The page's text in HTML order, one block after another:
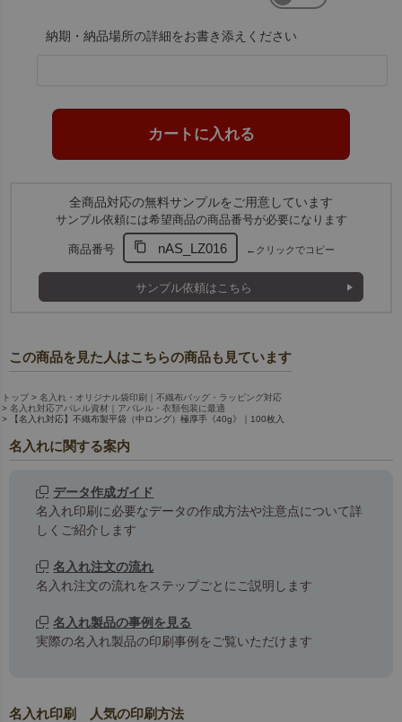
納期・納品場所の詳細をお書き添えください
全商品対応の無料サンプルをご用意しています
サンプル依頼には希望商品の商品番号が必要になります
商品番号 nAS_LZ016 ←クリックでコピー
サンプル依頼はこちら
この商品を見た人はこちらの商品も見ています
トップ
名入れ・オリジナル袋印刷｜不織布バッグ・ラッピング対応
名入れ対応アパレル資材｜アパレル・衣類包装に最適
【名入れ対応】不織布製平袋（中ロング）極厚手《40g》｜100枚入
名入れに関する案内
データ作成ガイド
名入れ印刷に必要なデータの作成方法や注意点について詳
しくご紹介します
名入れ注文の流れ
名入れ注文の流れをステップごとにご説明します
名入れ製品の事例を見る
実際の名入れ製品の印刷事例をご覧いただけます
名入れ印刷 人気の印刷方法